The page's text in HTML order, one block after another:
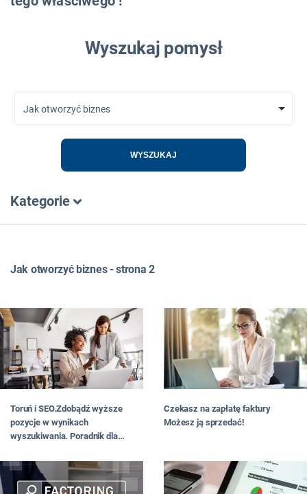
Wyszukaj pomysł
Jak otworzyć biznes
WYSZUKAJ
Kategorie
FRANCZYZA
JAKI BIZNES PROWADZIĆ
W MIEŚCIE
DLA PAŃ
NA WSI
W INTERNECIE
#RATUJBIZNES
Jak otworzyć biznes - strona 2
Toruń i SEO.Zdobądź wyższe
pozycje w wynikach
wyszukiwania. Poradnik dla
Czekasz na zapłatę faktury
Możesz ją sprzedać!